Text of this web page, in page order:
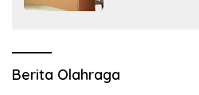
Berita Olahraga